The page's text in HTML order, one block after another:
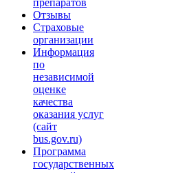
Отзывы
Страховые
организации
Информация
по
независимой
оценке
качества
оказания услуг
(сайт
bus.gov.ru)
Программа
государственных